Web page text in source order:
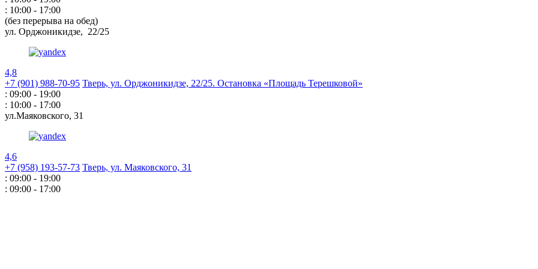
: 10:00 - 17:00
(без перерыва на обед)
ул. Орджоникидзе, 22/25
4,8
+7 (901) 988-70-95 Тверь, ул. Орджоникидзе, 22/25. Остановка «Площадь Терешковой»
: 09:00 - 19:00
: 10:00 - 17:00
ул.Маяковского, 31
4,6
+7 (958) 193-57-73 Тверь, ул. Маяковского, 31
: 09:00 - 19:00
: 09:00 - 17:00